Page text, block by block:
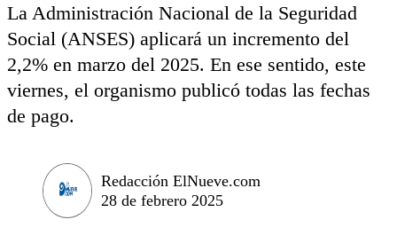
La Administración Nacional de la Seguridad
Social (ANSES) aplicará un incremento del
2,2% en marzo del 2025. En ese sentido, este
viernes, el organismo publicó todas las fechas
de pago.
Redacción ElNueve.com
28 de febrero 2025